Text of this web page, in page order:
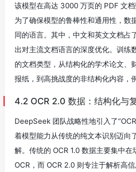
该模型在高达 3000 万页的 PDF 文档
为了确保模型的鲁棒性和通用性，数
同的语言。其中，中文和英文文档占
出对主流文档语言的深度优化。训练
的文档类型，从结构化的学术论文、
报纸，到高挑战度的非结构化内容，
4.2 OCR 2.0 数据：结构化与
DeepSeek 团队战略性地引入了
着模型能力从传统的纯文本识别迈向
解。传统的 OCR 1.0 数据主要集中在
OCR，而 OCR 2.0 则专注于解析高